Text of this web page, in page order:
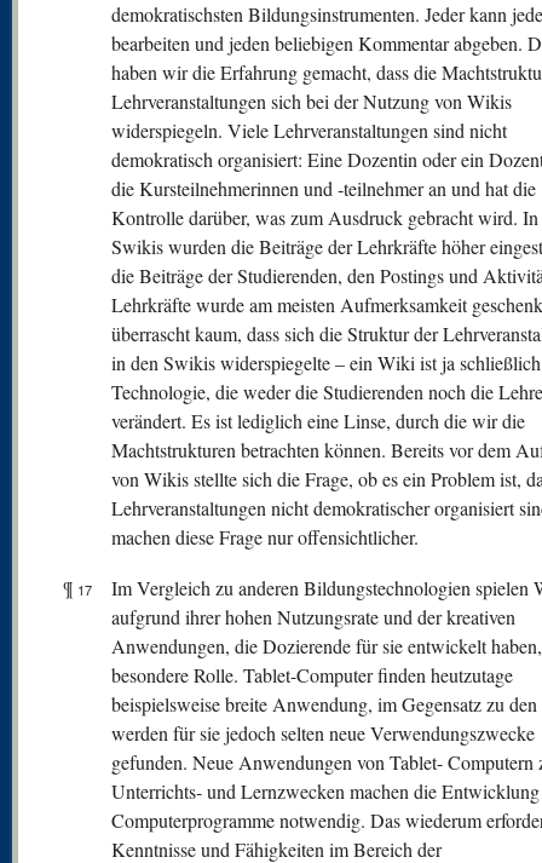
demokratischsten Bildungsinstrumenten. Jeder kann
bearbeiten und jeden beliebigen Kommentar abgeben.
haben wir die Erfahrung gemacht, dass die
Lehrveranstaltungen sich bei der Nutzung von Wikis
widerspiegeln. Viele Lehrveranstaltungen sind nicht
demokratisch organisiert: Eine Dozentin oder ein
die Kursteilnehmerinnen und ‑teilnehmer an und hat die
Kontrolle darüber, was zum Ausdruck gebracht wird. In
Swikis wurden die Beiträge der Lehrkräfte höher
die Beiträge der Studierenden, den Postings und
Lehrkräfte wurde am meisten Aufmerksamkeit
überrascht kaum, dass sich die Struktur der
in den Swikis widerspiegelte – ein Wiki ist ja
Technologie, die weder die Studierenden noch die
verändert. Es ist lediglich eine Linse, durch die wir die
Machtstrukturen betrachten können. Bereits vor dem
von Wikis stellte sich die Frage, ob es ein Problem ist,
Lehrveranstaltungen nicht demokratischer organisiert
machen diese Frage nur offensichtlicher.
¶ 17
Im Vergleich zu anderen Bildungstechnologien spielen
aufgrund ihrer hohen Nutzungsrate und der kreativen
Anwendungen, die Dozierende für sie entwickelt
besondere Rolle. Tablet-Computer finden heutzutage
beispielsweise breite Anwendung, im Gegensatz zu
werden für sie jedoch selten neue Verwendungszwecke
gefunden. Neue Anwendungen von Tablet- Computern
Unterrichts- und Lernzwecken machen die
Computerprogramme notwendig. Das wiederum
Kenntnisse und Fähigkeiten im Bereich der